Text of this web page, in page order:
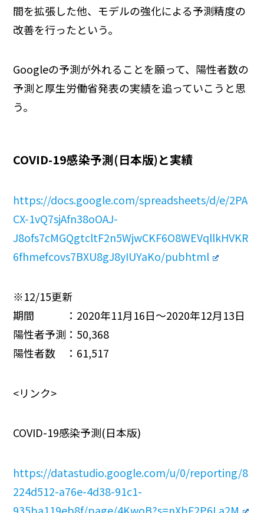
間を拡張した他、モデルの強化による予測精度の
改善を行ったという。
Googleの予測が外れることを願って、陽性者数の
予測と厚生労働省発表の実績を追っていこうと思
う。
COVID-19感染予測(日本版)と実績
https://docs.google.com/spreadsheets/d/e/2PA
CX-1vQ7sjAfn38oOAJ-
J8ofs7cMGQgtcltF2n5WjwCKF6O8WEVqllkHVKR
6fhmefcovs7BXU8gJ8yIUYaKo/pubhtml
※12/15更新
期間 ：2020年11月16日～2020年12月13日
陽性者予測：50,368
陽性者数 ：61,517
<リンク>
COVID-19感染予測(日本版)
https://datastudio.google.com/u/0/reporting/8
224d512-a76e-4d38-91c1-